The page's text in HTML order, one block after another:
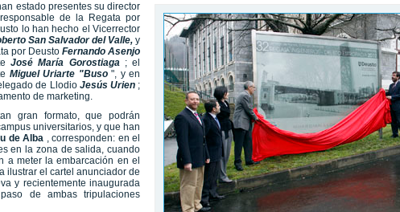
estado presentes su director
de la Regata por
lo han hecho el Vicerrector
San Salvador del Valle, y
por Deusto Fernando Asenjo
José María Gorostiaga ; el
Miguel Uriarte "Buso ", y en
de Llodio Jesús Urien ;
de marketing.
gran formato, que podrán
universitarios, y que han
de Alba , corresponden: en el
en la zona de salida, cuando
a meter la embarcación en el
ilustrar el cartel anunciador de
y recientemente inaugurada
de ambas tripulaciones